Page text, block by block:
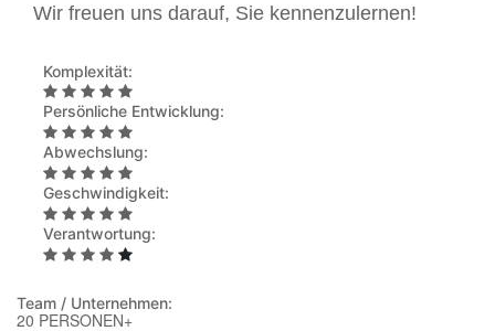
Wir freuen uns darauf, Sie kennenzulernen!
Komplexität:
Persönliche Entwicklung:
Abwechslung:
Geschwindigkeit:
Verantwortung:
Team / Unternehmen:
20 PERSONEN+